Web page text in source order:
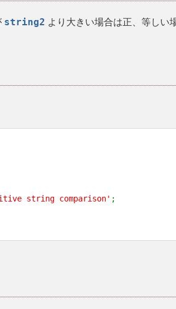
string2 より大きい場合は正、等しい
string comparison' ;